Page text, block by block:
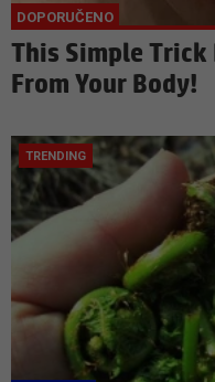
This Simple Trick
From Your Body!